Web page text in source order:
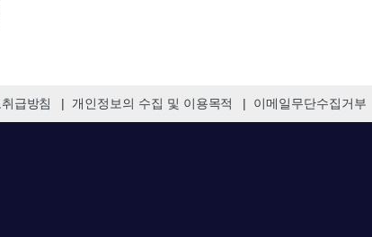
급방침 개인정보의 수집 및 이용목적 이메일무단수집거부